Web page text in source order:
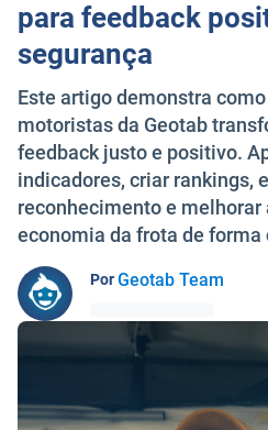
para feedback
segurança
Este artigo demonstra
motoristas da Geotab
feedback justo e positivo.
indicadores, criar rankings,
reconhecimento e melhorar
economia da frota de forma
PorGeotab Team